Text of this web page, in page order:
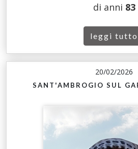
di anni 83
leggi tutto
20/02/2026
SANT'AMBROGIO SUL